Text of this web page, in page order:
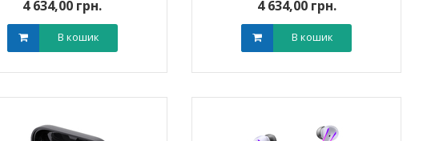
4 634,00 грн.
В кошик
4 634,00 грн.
В кошик